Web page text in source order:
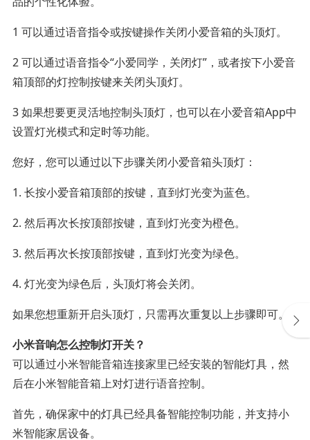
1 可以通过语音指令或按键操作关闭小爱音箱的头顶灯。
2 可以通过语音指令“小爱同学，关闭灯”，或者按下小爱音
箱顶部的灯控制按键来关闭头顶灯。
3 如果想要更灵活地控制头顶灯，也可以在小爱音箱App中
设置灯光模式和定时等功能。
您好，您可以通过以下步骤关闭小爱音箱头顶灯：
1. 长按小爱音箱顶部的按键，直到灯光变为蓝色。
2. 然后再次长按顶部按键，直到灯光变为橙色。
3. 然后再次长按顶部按键，直到灯光变为绿色。
4. 灯光变为绿色后，头顶灯将会关闭。
如果您想重新开启头顶灯，只需再次重复以上步骤即可。
小米音响怎么控制灯开关？
可以通过小米智能音箱连接家里已经安装的智能灯具，然
后在小米智能音箱上对灯进行语音控制。
首先，确保家中的灯具已经具备智能控制功能，并支持小
米智能家居设备。